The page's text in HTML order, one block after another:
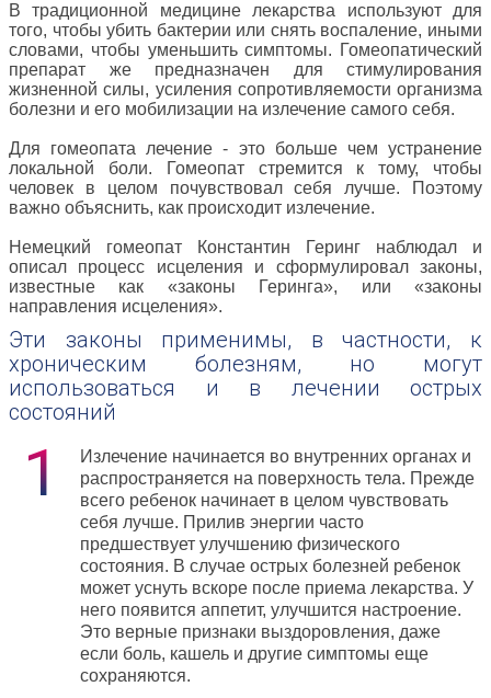
В традиционной медицине лекарства используют для
того, чтобы убить бактерии или снять воспаление, иными
словами, чтобы уменьшить симптомы. Гомеопатический
препарат же предназначен для стимулирования
жизненной силы, усиления сопротивляемости организма
болезни и его мобилизации на излечение самого себя.
Для гомеопата лечение - это больше чем устранение
локальной боли. Гомеопат стремится к тому, чтобы
человек в целом почувствовал себя лучше. Поэтому
важно объяснить, как происходит излечение.
Немецкий гомеопат Константин Геринг наблюдал и
описал процесс исцеления и сформулировал законы,
известные как «законы Геринга», или «законы
направления исцеления».
Эти законы применимы, в частности, к
хроническим болезням, но могут
использоваться и в лечении острых
состояний
Излечение начинается во внутренних органах и
распространяется на поверхность тела. Прежде
всего ребенок начинает в целом чувствовать
себя лучше. Прилив энергии часто
предшествует улучшению физического
состояния. В случае острых болезней ребенок
может уснуть вскоре после приема лекарства. У
него появится аппетит, улучшится настроение.
Это верные признаки выздоровления, даже
если боль, кашель и другие симптомы еще
сохраняются.